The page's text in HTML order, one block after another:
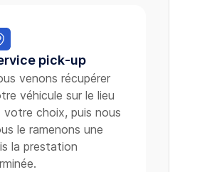
pick-up
venons récupérer
véhicule sur le lieu
votre choix, puis nous
le ramenons une
la prestation